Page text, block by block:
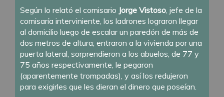
Según lo relató el comisario Jorge Vistoso, jefe de la
comisaría interviniente, los ladrones lograron llegar
al domicilio luego de escalar un paredón de más de
dos metros de altura; entraron a la vivienda por una
puerta lateral, sorprendieron a los abuelos, de 77 y
75 años respectivamente, le pegaron
(aparentemente trompadas), y así los redujeron
para exigirles que les dieran el dinero que poseían.